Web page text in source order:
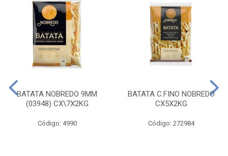
BATATA NOBREDO 9MM
(03948) CX\7X2KG
Código: 4990
BATATA C.FINO NOBREDO
CX5X2KG
Código: 272984